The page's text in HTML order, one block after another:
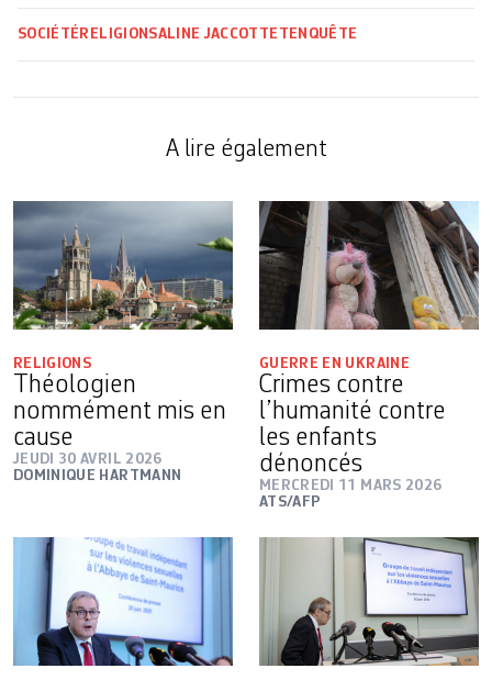
SOCIÉTÉ RELIGIONSALINE JACCOTTET ENQUÊTE
A lire également
RELIGIONS
Théologien
nommément mis en
cause
JEUDI 30 AVRIL 2026
DOMINIQUE HARTMANN
GUERRE EN UKRAINE
Crimes contre
l’humanité contre
les enfants
dénoncés
MERCREDI 11 MARS 2026
ATS/AFP